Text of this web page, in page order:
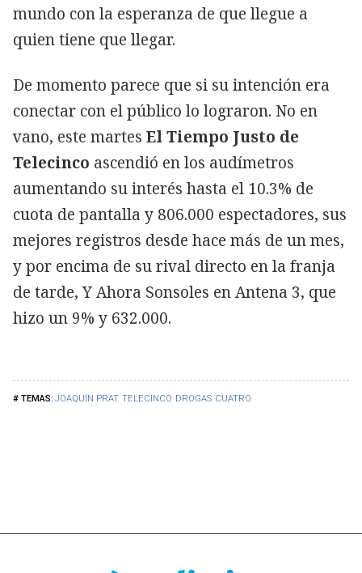
JOAQUÍN PRAT TELECINCO DROGAS CUATRO
mundo con la esperanza de que llegue a
quien tiene que llegar.
De momento parece que si su intención era
conectar con el público lo lograron. No en
vano, este martes El Tiempo Justo de
Telecinco ascendió en los audímetros
aumentando su interés hasta el 10.3% de
cuota de pantalla y 806.000 espectadores, sus
mejores registros desde hace más de un mes,
y por encima de su rival directo en la franja
de tarde, Y Ahora Sonsoles en Antena 3, que
hizo un 9% y 632.000.